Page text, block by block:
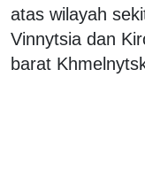
atas wilayah
Vinnytsia dan
barat